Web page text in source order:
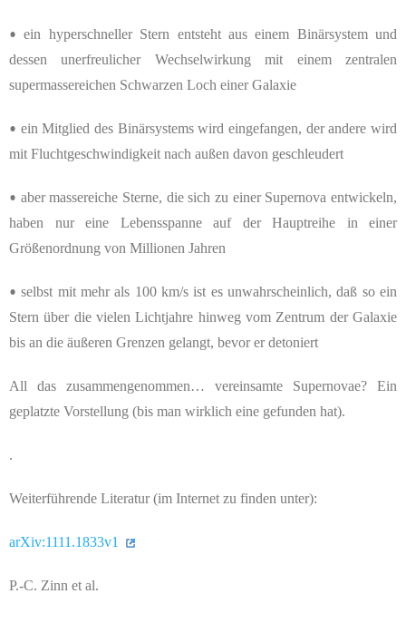
•ein hyperschneller Stern entsteht aus einem Binärsystem und
dessen unerfreulicher Wechselwirkung mit einem zentralen
supermassereichen Schwarzen Loch einer Galaxie
• ein Mitglied des Binärsystems wird eingefangen, der andere wird
mit Fluchtgeschwindigkeit nach außen davon geschleudert
• aber massereiche Sterne, die sich zu einer Supernova entwickeln,
haben nur eine Lebensspanne auf der Hauptreihe in einer
Größenordnung von Millionen Jahren
•selbst mit mehr als 100 km/s ist es unwahrscheinlich, daß so ein
Stern über die vielen Lichtjahre hinweg vom Zentrum der Galaxie
bis an die äußeren Grenzen gelangt, bevor er detoniert
All das zusammengenommen… vereinsamte Supernovae? Ein
geplatzte Vorstellung (bis man wirklich eine gefunden hat).
.
Weiterführende Literatur (im Internet zu finden unter):
arXiv:1111.1833v1
P.-C. Zinn et al.